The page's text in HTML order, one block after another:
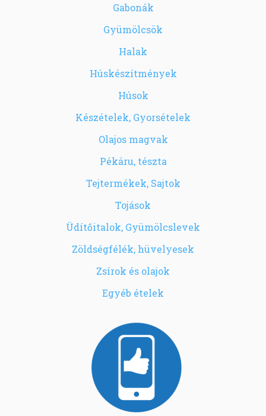
Gabonák
Gyümölcsök
Halak
Húskészítmények
Húsok
Készételek, Gyorsételek
Olajos magvak
Pékáru, tészta
Tejtermékek, Sajtok
Tojások
Üdítőitalok, Gyümölcslevek
Zöldségfélék, hüvelyesek
Zsírok és olajok
Egyéb ételek